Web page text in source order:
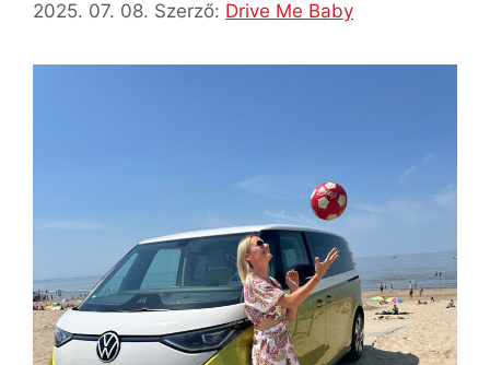
2025. 07. 08. Szerző: Drive Me Baby